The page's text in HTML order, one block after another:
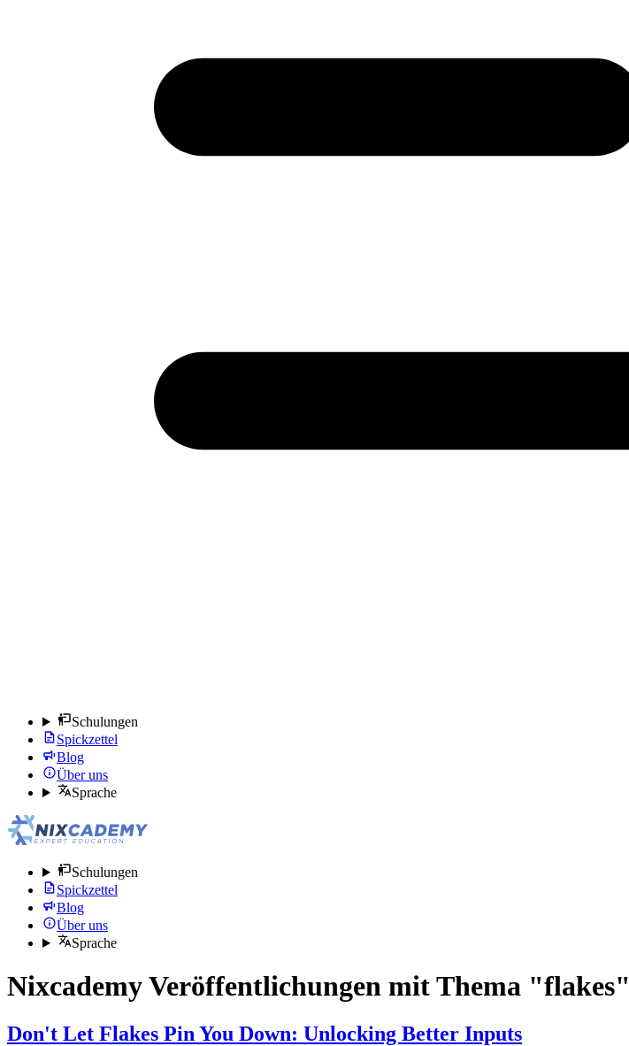
Schulungen
Spickzettel
Blog
Über uns
Sprache
Schulungen
Spickzettel
Blog
Über uns
Sprache
Nixcademy Veröffentlichungen mit Thema "flakes"
Don't Let Flakes Pin You Down: Unlocking Better Inputs